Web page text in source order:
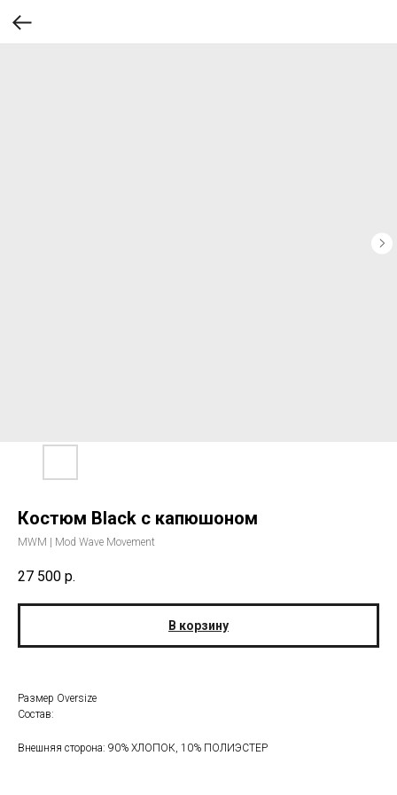
Костюм Black с капюшоном
MWM | Mod Wave Movement
27 500 р.
В корзину
Размер Oversize
Состав:
Внешняя сторона: 90% ХЛОПОК, 10% ПОЛИЭСТЕР